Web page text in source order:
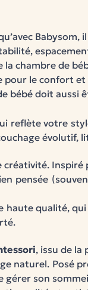
Babysom,
chambre de
pour le confort
bébé doit aussi
reflète votre
créativité. Inspiré
pensée
qualité,
, issu de la
naturel. Posé
gérer son